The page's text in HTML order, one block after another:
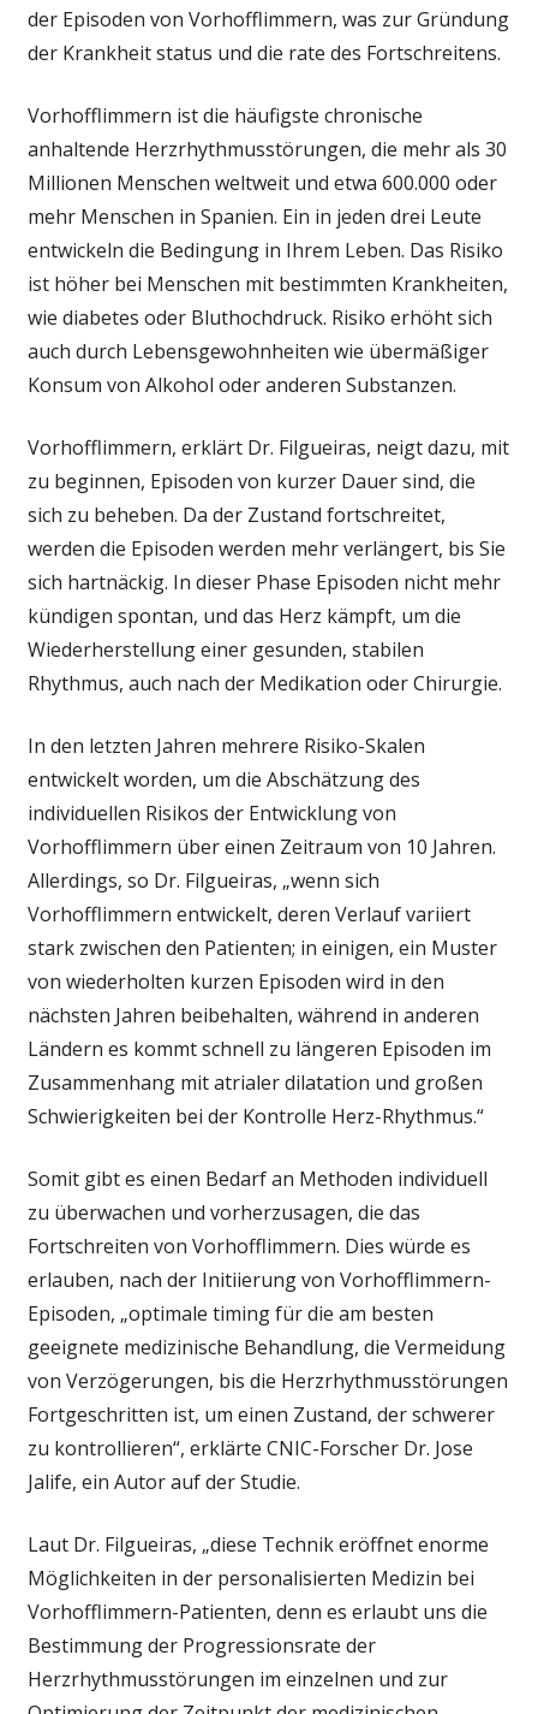
der Episoden von Vorhofflimmern, was zur Gründung
der Krankheit status und die rate des Fortschreitens.
Vorhofflimmern ist die häufigste chronische
anhaltende Herzrhythmusstörungen, die mehr als 30
Millionen Menschen weltweit und etwa 600.000 oder
mehr Menschen in Spanien. Ein in jeden drei Leute
entwickeln die Bedingung in Ihrem Leben. Das Risiko
ist höher bei Menschen mit bestimmten Krankheiten,
wie diabetes oder Bluthochdruck. Risiko erhöht sich
auch durch Lebensgewohnheiten wie übermäßiger
Konsum von Alkohol oder anderen Substanzen.
Vorhofflimmern, erklärt Dr. Filgueiras, neigt dazu, mit
zu beginnen, Episoden von kurzer Dauer sind, die
sich zu beheben. Da der Zustand fortschreitet,
werden die Episoden werden mehr verlängert, bis Sie
sich hartnäckig. In dieser Phase Episoden nicht mehr
kündigen spontan, und das Herz kämpft, um die
Wiederherstellung einer gesunden, stabilen
Rhythmus, auch nach der Medikation oder Chirurgie.
In den letzten Jahren mehrere Risiko-Skalen
entwickelt worden, um die Abschätzung des
individuellen Risikos der Entwicklung von
Vorhofflimmern über einen Zeitraum von 10 Jahren.
Allerdings, so Dr. Filgueiras, „wenn sich
Vorhofflimmern entwickelt, deren Verlauf variiert
stark zwischen den Patienten; in einigen, ein Muster
von wiederholten kurzen Episoden wird in den
nächsten Jahren beibehalten, während in anderen
Ländern es kommt schnell zu längeren Episoden im
Zusammenhang mit atrialer dilatation und großen
Schwierigkeiten bei der Kontrolle Herz-Rhythmus.“
Somit gibt es einen Bedarf an Methoden individuell
zu überwachen und vorherzusagen, die das
Fortschreiten von Vorhofflimmern. Dies würde es
erlauben, nach der Initiierung von Vorhofflimmern-
Episoden, „optimale timing für die am besten
geeignete medizinische Behandlung, die Vermeidung
von Verzögerungen, bis die Herzrhythmusstörungen
Fortgeschritten ist, um einen Zustand, der schwerer
zu kontrollieren“, erklärte CNIC-Forscher Dr. Jose
Jalife, ein Autor auf der Studie.
Laut Dr. Filgueiras, „diese Technik eröffnet enorme
Möglichkeiten in der personalisierten Medizin bei
Vorhofflimmern-Patienten, denn es erlaubt uns die
Bestimmung der Progressionsrate der
Herzrhythmusstörungen im einzelnen und zur